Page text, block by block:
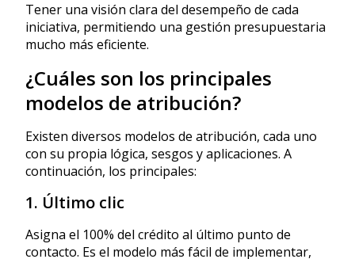
Tener una visión clara del desempeño de cada
iniciativa, permitiendo una gestión presupuestaria
mucho más eficiente.
¿Cuáles son los principales
modelos de atribución?
Existen diversos modelos de atribución, cada uno
con su propia lógica, sesgos y aplicaciones. A
continuación, los principales:
1. Último clic
Asigna el 100% del crédito al último punto de
contacto. Es el modelo más fácil de implementar,